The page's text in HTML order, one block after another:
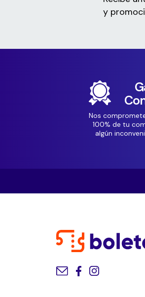
y
Nos
100% de tu
algún